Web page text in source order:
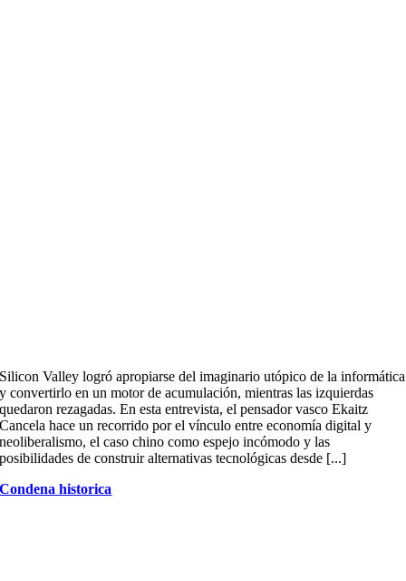
Silicon Valley logró apropiarse del imaginario utópico de la informática
y convertirlo en un motor de acumulación, mientras las izquierdas
quedaron rezagadas. En esta entrevista, el pensador vasco Ekaitz
Cancela hace un recorrido por el vínculo entre economía digital y
neoliberalismo, el caso chino como espejo incómodo y las
posibilidades de construir alternativas tecnológicas desde [...]
Condena historica